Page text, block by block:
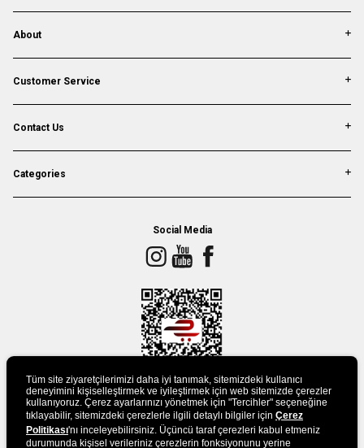
About
Customer Service
Contact Us
Categories
Social Media
DOWLAND APP
Tüm site ziyaretçilerimizi daha iyi tanımak, sitemizdeki kullanıcı
deneyimini kişiselleştirmek ve iyileştirmek için web sitemizde çerezler
kullanıyoruz. Çerez ayarlarınızı yönetmek için "Tercihler" seçeneğine
tıklayabilir, sitemizdeki çerezlerle ilgili detaylı bilgiler için Çerez
Politikası'nı inceleyebilirsiniz. Üçüncü taraf çerezleri kabul etmeniz
durumunda kişisel verileriniz çerezlerin fonksiyonunu yerine